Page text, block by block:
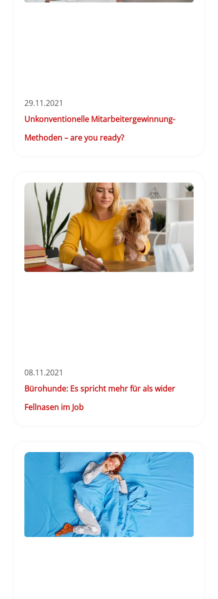
29.11.2021
Unkonventionelle Mitarbeitergewinnung-
Methoden – are you ready?
08.11.2021
Bürohunde: Es spricht mehr für als wider
Fellnasen im Job